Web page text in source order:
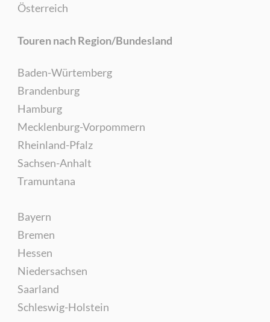
Österreich
Touren nach Region/Bundesland
Baden-Würtemberg
Brandenburg
Hamburg
Mecklenburg-Vorpommern
Rheinland-Pfalz
Sachsen-Anhalt
Tramuntana
Bayern
Bremen
Hessen
Niedersachsen
Saarland
Schleswig-Holstein